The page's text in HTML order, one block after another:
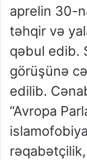
aprelin 30-
təhqir və
qəbul edib.
görüşünə
edilib.
“Avropa